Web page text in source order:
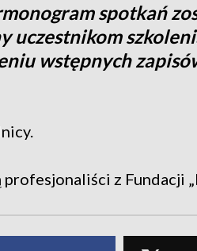
spotkań
uczestnikom
wstępnych
z Fundacji